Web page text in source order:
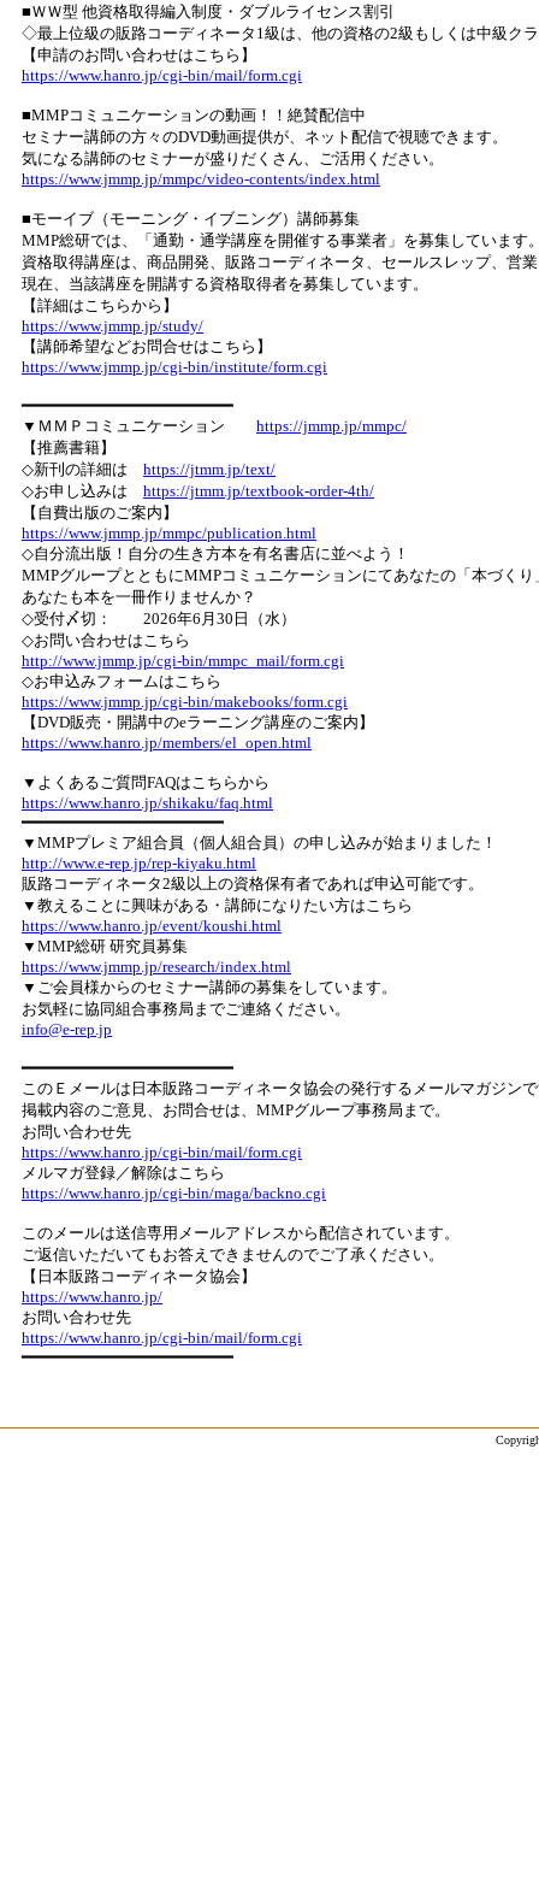
■ＷＷ型 他資格取得編入制度・ダブルライセンス割引
◇最上位級の販路コーディネータ1級は、他の資格の2級もしくは中級ク
【申請のお問い合わせはこちら】
https://www.hanro.jp/cgi-bin/mail/form.cgi
■MMPコミュニケーションの動画！！絶賛配信中
セミナー講師の方々のDVD動画提供が、ネット配信で視聴できます。
気になる講師のセミナーが盛りだくさん、ご活用ください。
https://www.jmmp.jp/mmpc/video-contents/index.html
■モーイブ（モーニング・イブニング）講師募集
MMP総研では、「通勤・通学講座を開催する事業者」を募集しています
資格取得講座は、商品開発、販路コーディネータ、セールスレップ、営
現在、当該講座を開講する資格取得者を募集しています。
【詳細はこちらから】
https://www.jmmp.jp/study/
【講師希望などお問合せはこちら】
https://www.jmmp.jp/cgi-bin/institute/form.cgi
━━━━━━━━━━━━━━━━━━━━━━
▼ＭＭＰコミュニケーション https://jmmp.jp/mmpc/
【推薦書籍】
◇新刊の詳細は https://jtmm.jp/text/
◇お申し込みは https://jtmm.jp/textbook-order-4th/
【自費出版のご案内】
https://www.jmmp.jp/mmpc/publication.html
◇自分流出版！自分の生き方本を有名書店に並べよう！
MMPグループとともにMMPコミュニケーションにてあなたの「本づく
あなたも本を一冊作りませんか？
◇受付〆切： 2026年6月30日（水）
◇お問い合わせはこちら
http://www.jmmp.jp/cgi-bin/mmpc_mail/form.cgi
◇お申込みフォームはこちら
https://www.jmmp.jp/cgi-bin/makebooks/form.cgi
【DVD販売・開講中のeラーニング講座のご案内】
https://www.hanro.jp/members/el_open.html
▼よくあるご質問FAQはこちらから
https://www.hanro.jp/shikaku/faq.html
━━━━━━━━━━━━━━━━━━━━━
▼MMPプレミア組合員（個人組合員）の申し込みが始まりました！
http://www.e-rep.jp/rep-kiyaku.html
販路コーディネータ2級以上の資格保有者であれば申込可能です。
▼教えることに興味がある・講師になりたい方はこちら
https://www.hanro.jp/event/koushi.html
▼MMP総研 研究員募集
https://www.jmmp.jp/research/index.html
▼ご会員様からのセミナー講師の募集をしています。
お気軽に協同組合事務局までご連絡ください。
info@e-rep.jp
━━━━━━━━━━━━━━━━━━━━━━
このＥメールは日本販路コーディネータ協会の発行するメールマガジン
掲載内容のご意見、お問合せは、MMPグループ事務局まで。
お問い合わせ先
https://www.hanro.jp/cgi-bin/mail/form.cgi
メルマガ登録／解除はこちら
https://www.hanro.jp/cgi-bin/maga/backno.cgi
このメールは送信専用メールアドレスから配信されています。
ご返信いただいてもお答えできませんのでご了承ください。
【日本販路コーディネータ協会】
https://www.hanro.jp/
お問い合わせ先
https://www.hanro.jp/cgi-bin/mail/form.cgi
━━━━━━━━━━━━━━━━━━━━━━